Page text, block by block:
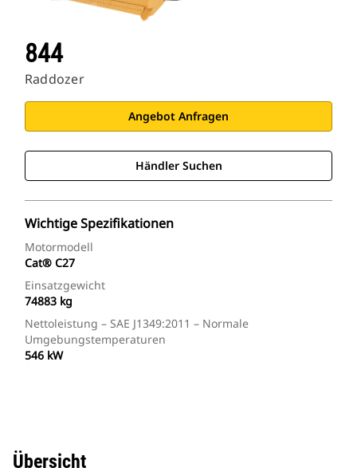
844
Raddozer
Angebot Anfragen
Händler Suchen
Wichtige Spezifikationen
Motormodell
Cat® C27
Einsatzgewicht
74883 kg
Nettoleistung – SAE J1349:2011 – Normale
Umgebungstemperaturen
546 kW
Übersicht